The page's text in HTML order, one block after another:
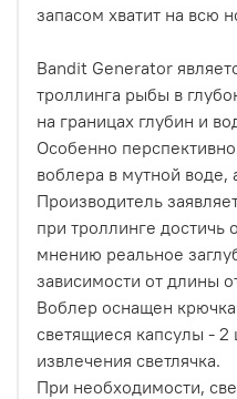
запасом хватит на всю
Bandit Generator
троллинга рыбы в
на границах глубин и
Особенно
воблера в мутной воде,
Производитель
при троллинге
мнению реальное
зависимости от длины
Воблер оснащен
светящиеся капсулы - 2
извлечения светлячка.
При необходимости,